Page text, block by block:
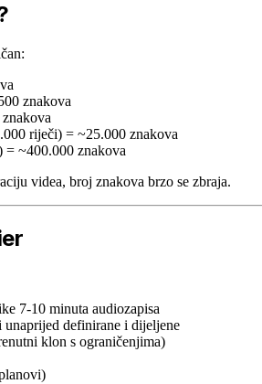
znakova
riječi) = ~25.000 znakova
= ~400.000 znakova
videa, broj znakova brzo se zbraja.
7-10 minuta audiozapisa
definirane i dijeljene
klon s ograničenjima)